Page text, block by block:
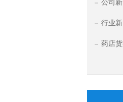
公司新
行业新
药店